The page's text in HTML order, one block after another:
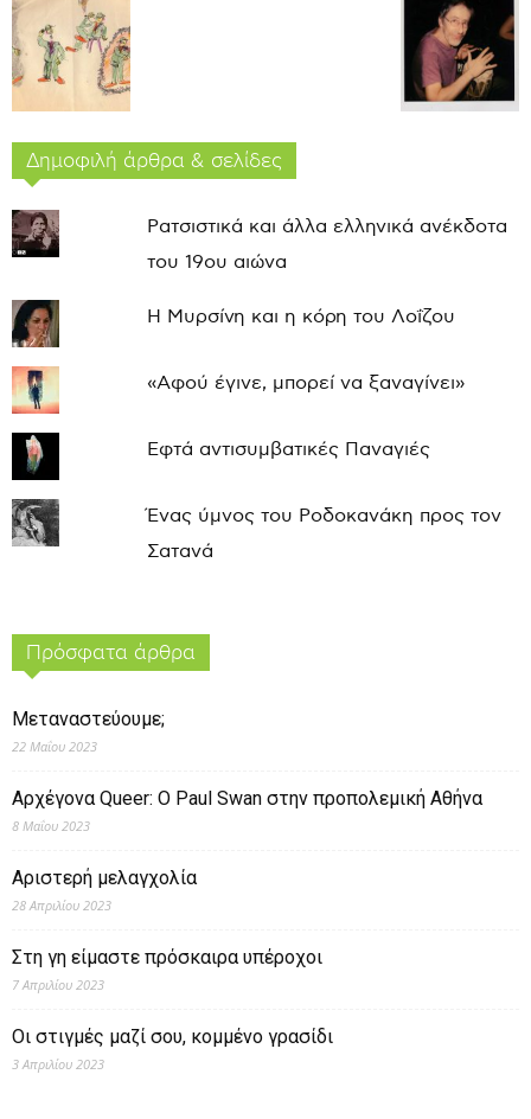
Δημοφιλή άρθρα & σελίδες
Ρατσιστικά και άλλα ελληνικά ανέκδοτα
του 19ου αιώνα
Η Μυρσίνη και η κόρη του Λοΐζου
«Αφού έγινε, μπορεί να ξαναγίνει»
Εφτά αντισυμβατικές Παναγιές
Ένας ύμνος του Ροδοκανάκη προς τον
Σατανά
Πρόσφατα άρθρα
Μεταναστεύουμε;
22 Μαΐου 2023
Αρχέγονα Queer: O Paul Swan στην προπολεμική Αθήνα
8 Μαΐου 2023
Αριστερή μελαγχολία
28 Απριλίου 2023
Στη γη είμαστε πρόσκαιρα υπέροχοι
7 Απριλίου 2023
Οι στιγμές μαζί σου, κομμένο γρασίδι
3 Απριλίου 2023